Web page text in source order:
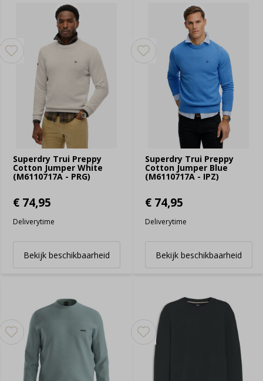
Superdry Trui Preppy
Cotton Jumper White
(M6110717A - PRG)
€ 74,95
Deliverytime
Bekijk beschikbaarheid
Superdry Trui Preppy
Cotton Jumper Blue
(M6110717A - IPZ)
€ 74,95
Deliverytime
Bekijk beschikbaarheid